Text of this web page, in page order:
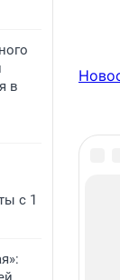
в
с 1